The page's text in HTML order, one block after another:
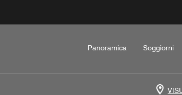
Panoramica Soggiorni